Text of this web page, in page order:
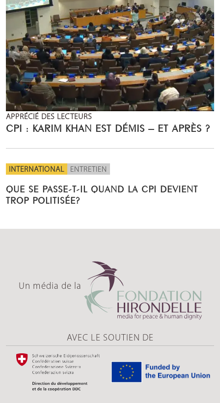
APPRÉCIÉ DES LECTEURS
CPI : KARIM KHAN EST DÉMIS – ET APRÈS ?
INTERNATIONAL ENTRETIEN
QUE SE PASSE-T-IL QUAND LA CPI DEVIENT
TROP POLITISÉE?
Un média de la
AVEC LE SOUTIEN DE